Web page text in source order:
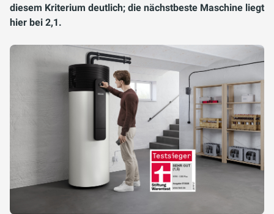
diesem Kriterium deutlich; die nächstbeste Maschine liegt
hier bei 2,1.